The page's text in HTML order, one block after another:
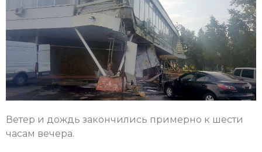
Ветер и дождь закончились примерно к шести
часам вечера.